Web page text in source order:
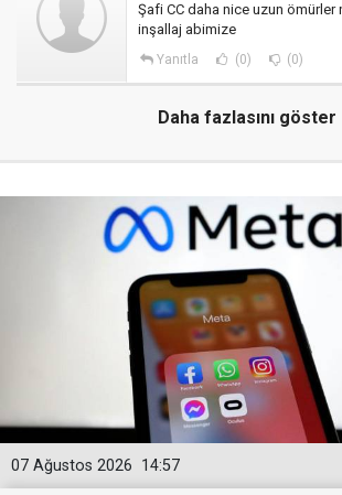
Şafi CC daha nice uzun ömürler
inşallaj abimize
Yanıtla (0) (0)
Daha fazlasını göster
14:57
07 Ağustos 2026